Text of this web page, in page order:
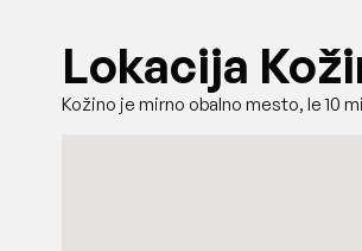
Lokacija
Kožino je mirno obalno mesto, le 10